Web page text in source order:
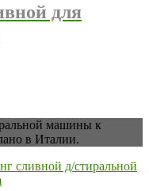
для
машины к
в Италии.